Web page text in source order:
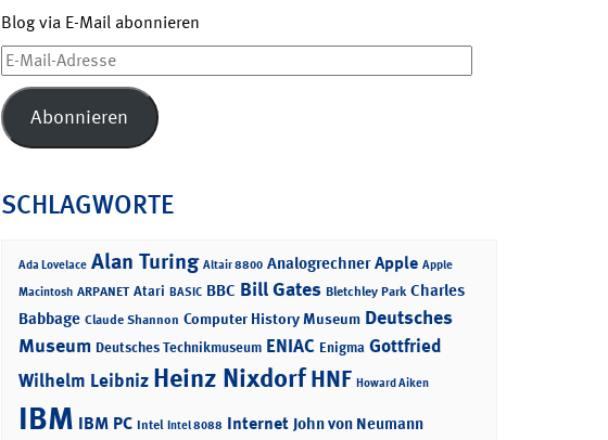
Blog via E-Mail abonnieren
E-
Mail-
Adresse
Abonnieren
SCHLAGWORTE
Ada Lovelace Alan Turing Altair 8800 Analogrechner Apple Apple
Macintosh ARPANET Atari BASIC BBC Bill Gates Bletchley Park Charles
Babbage Claude Shannon Computer History Museum Deutsches
Museum Deutsches Technikmuseum ENIAC Enigma Gottfried
Wilhelm Leibniz Heinz NixdorfHNF Howard Aiken
IBM IBM PC Intel Intel 8088 Internet John von Neumann